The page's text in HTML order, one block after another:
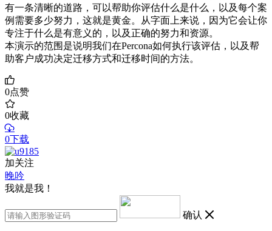
有一条清晰的道路，可以帮助你评估什么是什么，以及每个案
例需要多少努力，这就是黄金。从字面上来说，因为它会让你
专注于什么是有意义的，以及正确的努力和资源。
本演示的范围是说明我们在Percona如何执行该评估，以及帮
助客户成功决定迁移方式和迁移时间的方法。
0点赞
0收藏
0下载
加关注
晚吟
我就是我！
确认